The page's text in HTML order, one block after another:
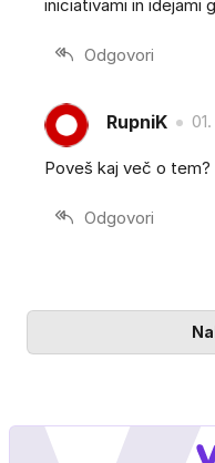
iniciativami in idejami
Odgovori
RupniK
Poveš kaj več o tem?
Odgovori